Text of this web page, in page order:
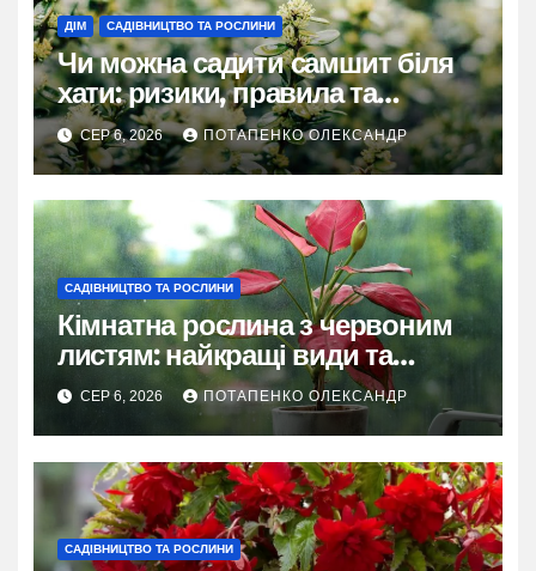
ДІМ САДІВНИЦТВО ТА РОСЛИНИ
Чи можна садити самшит біля
хати: ризики, правила та
практичні рішення
СЕР 6, 2026 ПОТАПЕНКО ОЛЕКСАНДР
САДІВНИЦТВО ТА РОСЛИНИ
Кімнатна рослина з червоним
листям: найкращі види та
секрети догляду
СЕР 6, 2026 ПОТАПЕНКО ОЛЕКСАНДР
САДІВНИЦТВО ТА РОСЛИНИ